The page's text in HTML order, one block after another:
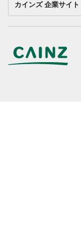
カインズ 企業サイト